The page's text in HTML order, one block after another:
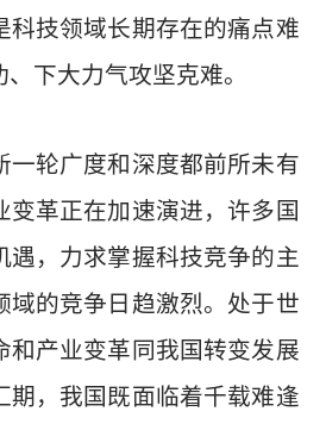
科技领域长期存在的痛点难
下大力气攻坚克难。
轮广度和深度都前所未有
变革正在加速演进，许多国
遇，力求掌握科技竞争的主
域的竞争日趋激烈。处于世
和产业变革同我国转变发展
期，我国既面临着千载难逢